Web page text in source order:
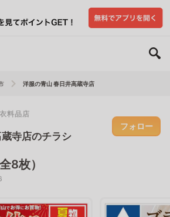
洋服の青山 春日井高蔵寺店
料品店
寺店のチラシ
フォロー
8枚）